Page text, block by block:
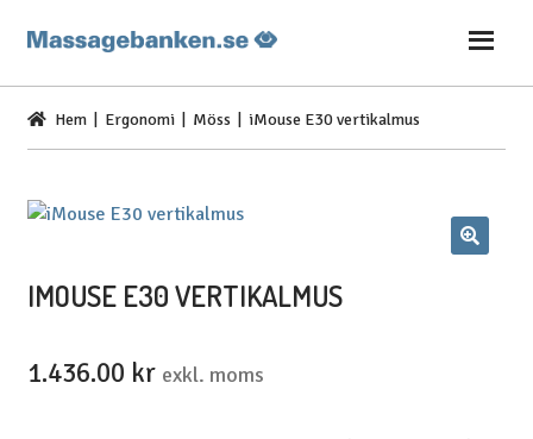
Hoppa
Hoppa
Hem Ergonomi Möss | iMouse E30 vertikalmus
IMOUSE E30 VERTIKALMUS
1.436.00 kr exkl. moms